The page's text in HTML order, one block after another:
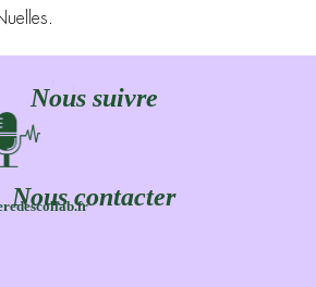
Nous suivre
Nous contacter